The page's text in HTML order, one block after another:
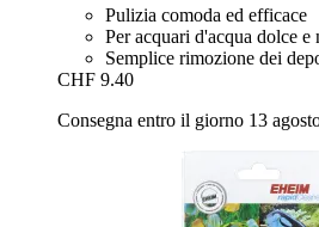
Pulizia comoda ed efficace
Per acquari d'acqua dolce e
Semplice rimozione dei
CHF 9.40
Consegna entro il giorno 13